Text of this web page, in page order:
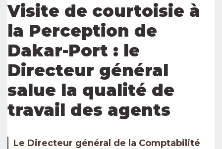
Visite de courtoisie à
la Perception de
Dakar-Port : le
Directeur général
salue la qualité de
travail des agents
Le Directeur général de la Comptabilité